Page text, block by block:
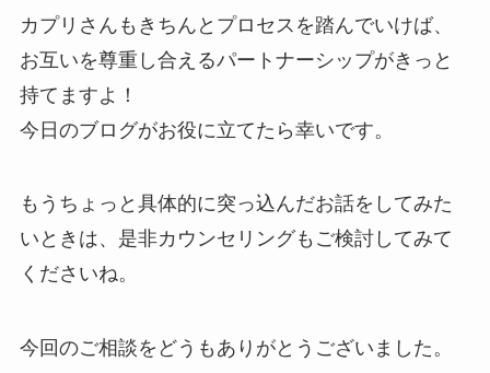
カプリさんもきちんとプロセスを踏んでいけば、
お互いを尊重し合えるパートナーシップがきっと
持てますよ！
今日のブログがお役に立てたら幸いです。
もうちょっと具体的に突っ込んだお話をしてみた
いときは、是非カウンセリングもご検討してみて
くださいね。
今回のご相談をどうもありがとうございました。